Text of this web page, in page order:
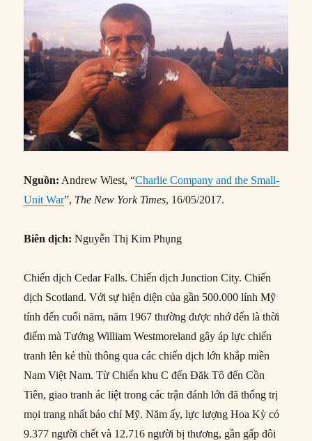
Nguồn: Andrew Wiest, “Charlie Company and the Small-
Unit War”, The New York Times, 16/05/2017.
Biên dịch:Nguyễn Thị Kim Phụng
Chiến dịch Cedar Falls. Chiến dịch Junction City. Chiến
dịch Scotland. Với sự hiện diện của gần 500.000 lính Mỹ
tính đến cuối năm, năm 1967 thường được nhớ đến là thời
điểm mà Tướng William Westmoreland gây áp lực chiến
tranh lên kẻ thù thông qua các chiến dịch lớn khắp miền
Nam Việt Nam. Từ Chiến khu C đến Đăk Tô đến Cồn
Tiên, giao tranh ác liệt trong các trận đánh lớn đã thống trị
mọi trang nhất báo chí Mỹ. Năm ấy, lực lượng Hoa Kỳ có
9.377 người chết và 12.716 người bị thương, gần gấp đôi